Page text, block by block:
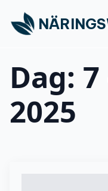
Dag:
2025